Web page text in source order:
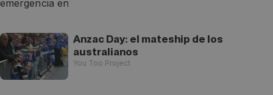
Anzac Day: el mateship de los
australianos
You Too Project